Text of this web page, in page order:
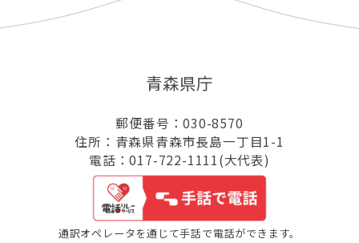
青森県庁
郵便番号：030-8570
住所：青森県青森市長島一丁目1-1
電話：017-722-1111(大代表)
通訳オペレータを通じて手話で電話ができます。